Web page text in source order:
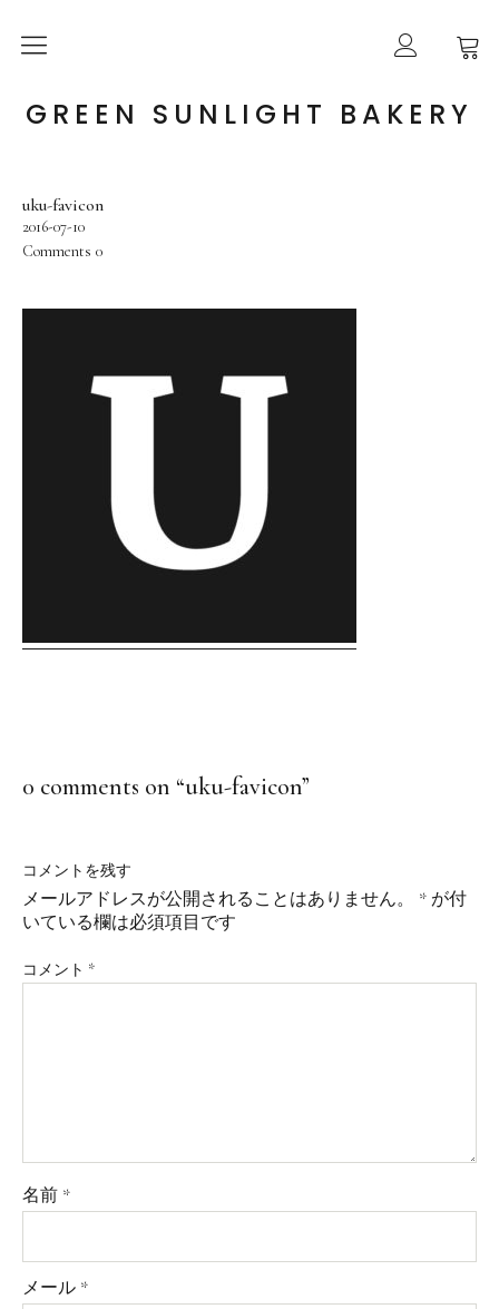
GREEN SUNLIGHT BAKERY
ABOUT US
uku-favicon
2016-07-10
Comments 0
0 comments on “uku-favicon”
コメントを残す
メールアドレスが公開されることはありません。 * が付
いている欄は必須項目です
コメント *
名前 *
メール *